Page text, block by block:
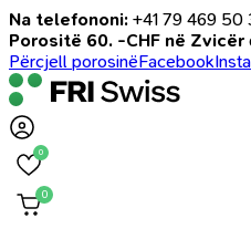
Na telefononi: +41 79 469 50
Porositë 60. -CHF në Zvicër
Përcjell porosinëFacebook
0
0